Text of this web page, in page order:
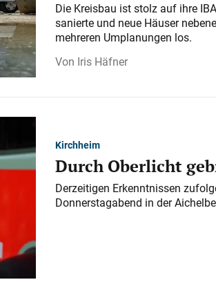
Die Kreisbau ist stolz auf ihre
sanierte und neue Häuser
mehreren Umplanungen los.
Iris Häfner
Kirchheim
Durch Oberlicht
Derzeitigen Erkenntnissen
Donnerstagabend in der